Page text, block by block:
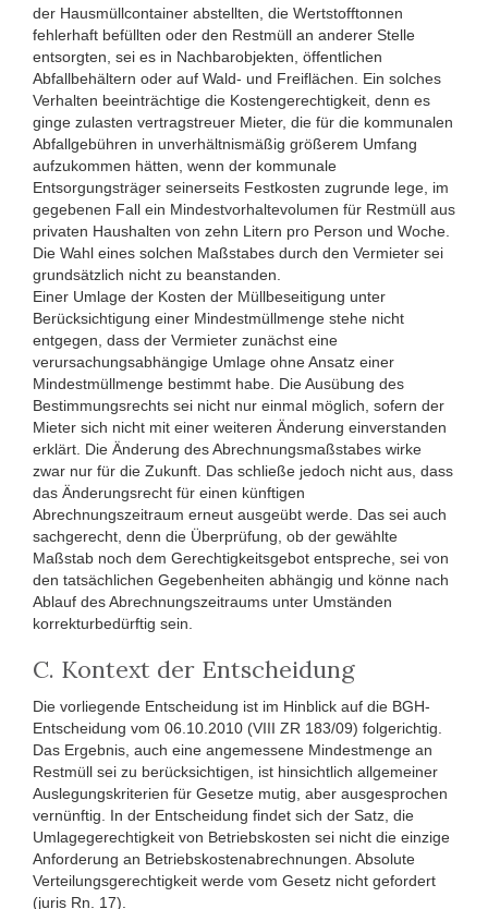
der Hausmüllcontainer abstellten, die Wertstofftonnen
fehlerhaft befüllten oder den Restmüll an anderer Stelle
entsorgten, sei es in Nachbarobjekten, öffentlichen
Abfallbehältern oder auf Wald- und Freiflächen. Ein solches
Verhalten beeinträchtige die Kostengerechtigkeit, denn es
ginge zulasten vertragstreuer Mieter, die für die kommunalen
Abfallgebühren in unverhältnismäßig größerem Umfang
aufzukommen hätten, wenn der kommunale
Entsorgungsträger seinerseits Festkosten zugrunde lege, im
gegebenen Fall ein Mindestvorhaltevolumen für Restmüll aus
privaten Haushalten von zehn Litern pro Person und Woche.
Die Wahl eines solchen Maßstabes durch den Vermieter sei
grundsätzlich nicht zu beanstanden.
Einer Umlage der Kosten der Müllbeseitigung unter
Berücksichtigung einer Mindestmüllmenge stehe nicht
entgegen, dass der Vermieter zunächst eine
verursachungsabhängige Umlage ohne Ansatz einer
Mindestmüllmenge bestimmt habe. Die Ausübung des
Bestimmungsrechts sei nicht nur einmal möglich, sofern der
Mieter sich nicht mit einer weiteren Änderung einverstanden
erklärt. Die Änderung des Abrechnungsmaßstabes wirke
zwar nur für die Zukunft. Das schließe jedoch nicht aus, dass
das Änderungsrecht für einen künftigen
Abrechnungszeitraum erneut ausgeübt werde. Das sei auch
sachgerecht, denn die Überprüfung, ob der gewählte
Maßstab noch dem Gerechtigkeitsgebot entspreche, sei von
den tatsächlichen Gegebenheiten abhängig und könne nach
Ablauf des Abrechnungszeitraums unter Umständen
korrekturbedürftig sein.
C. Kontext der Entscheidung
Die vorliegende Entscheidung ist im Hinblick auf die BGH-
Entscheidung vom 06.10.2010 (VIII ZR 183/09) folgerichtig.
Das Ergebnis, auch eine angemessene Mindestmenge an
Restmüll sei zu berücksichtigen, ist hinsichtlich allgemeiner
Auslegungskriterien für Gesetze mutig, aber ausgesprochen
vernünftig. In der Entscheidung findet sich der Satz, die
Umlagegerechtigkeit von Betriebskosten sei nicht die einzige
Anforderung an Betriebskostenabrechnungen. Absolute
Verteilungsgerechtigkeit werde vom Gesetz nicht gefordert
(juris Rn. 17).